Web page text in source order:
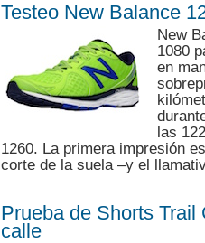
Testeo New Balance
New
1080
en
las
1260. La primera impresión
corte de la suela –y el
Prueba de Shorts Trail
calle